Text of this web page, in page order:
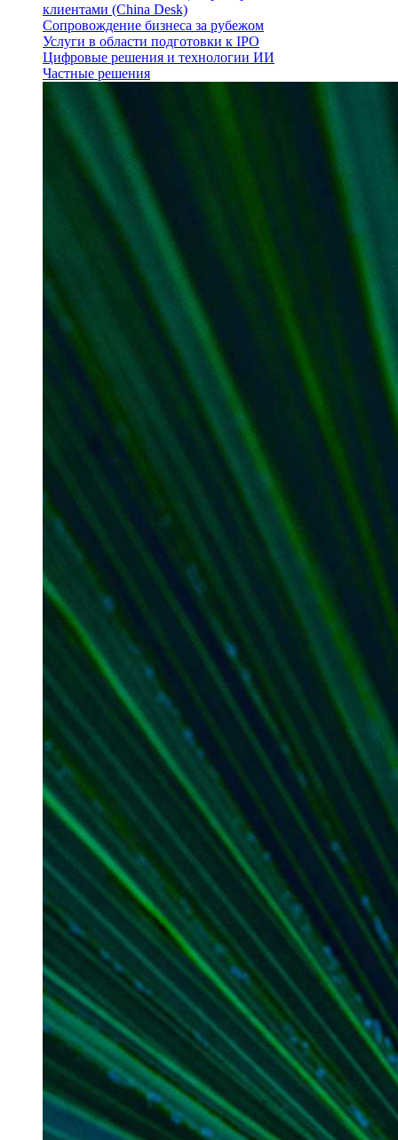
клиентами (China Desk)
Сопровождение бизнеса за рубежом
Услуги в области подготовки к IPO
Цифровые решения и технологии ИИ
Частные решения